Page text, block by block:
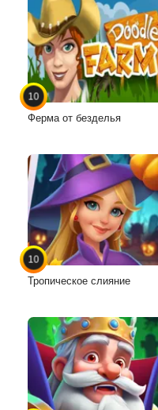
10
Ферма от безделья
10
Тропическое слияние